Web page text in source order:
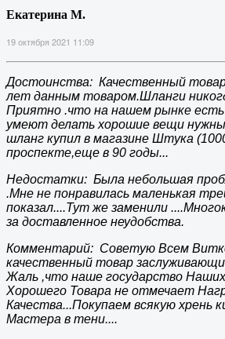
Екатерина М.
19 октября 2021 11:09
Достоинства: Качественный
лет данным товаром.Шланги
Приятно .что на нашем рынке
умеют делать хорошие вещи
шланг купил в магазине Штука
проспекте,еще в 90 годы...
Недостатки: Была небольшая
.Мне не понравилась маленькая
показал....Тут же заменили
за доставленное неудобства.
Комментарий: Советую Всем
качественный товар
Жаль ,что наше государство
Хорошего Товара не отмечает
Качества...Покупаем всякую хрень
Мастера в тени....